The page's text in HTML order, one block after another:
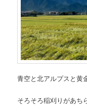
青空と北アルプスと黄
そろそろ稲刈りがあち